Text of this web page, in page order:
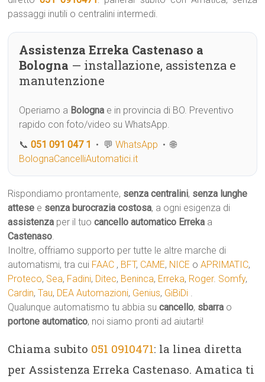
passaggi inutili o centralini intermedi.
Assistenza Erreka Castenaso a
Bologna — installazione, assistenza e
manutenzione
Operiamo a Bologna e in provincia di BO. Preventivo
rapido con foto/video su WhatsApp.
📞051 091 047 1 • 💬WhatsApp • 🌐
BolognaCancelliAutomatici.it
Rispondiamo prontamente, senza centralini, senza lunghe
attese e senza burocrazia costosa, a ogni esigenza di
assistenza per il tuocancello automatico Erreka a
Castenaso.
Inoltre, offriamo supporto per tutte le altre marche di
automatismi, tra cui FAAC , BFT, CAME, NICE oAPRIMATIC,
Proteco, Sea, Fadini, Ditec, Beninca, Erreka, Roger. Somfy,
Cardin,Tau, DEA Automazioni, Genius, GiBiDi .
Qualunque automatismo tu abbia sucancello, sbarra o
portone automatico, noi siamo pronti ad aiutarti!
Chiama subito 051 0910471: la linea diretta
per Assistenza Erreka Castenaso. Amatica ti